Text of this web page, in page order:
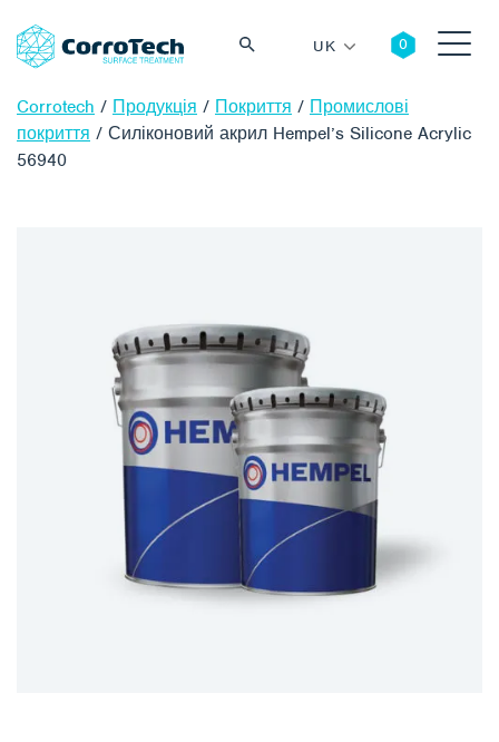
UK
Corrotech / Продукція / Покриття / Промислові
покриття / Силіконовий акрил Hempel’s Silicone Acrylic
56940